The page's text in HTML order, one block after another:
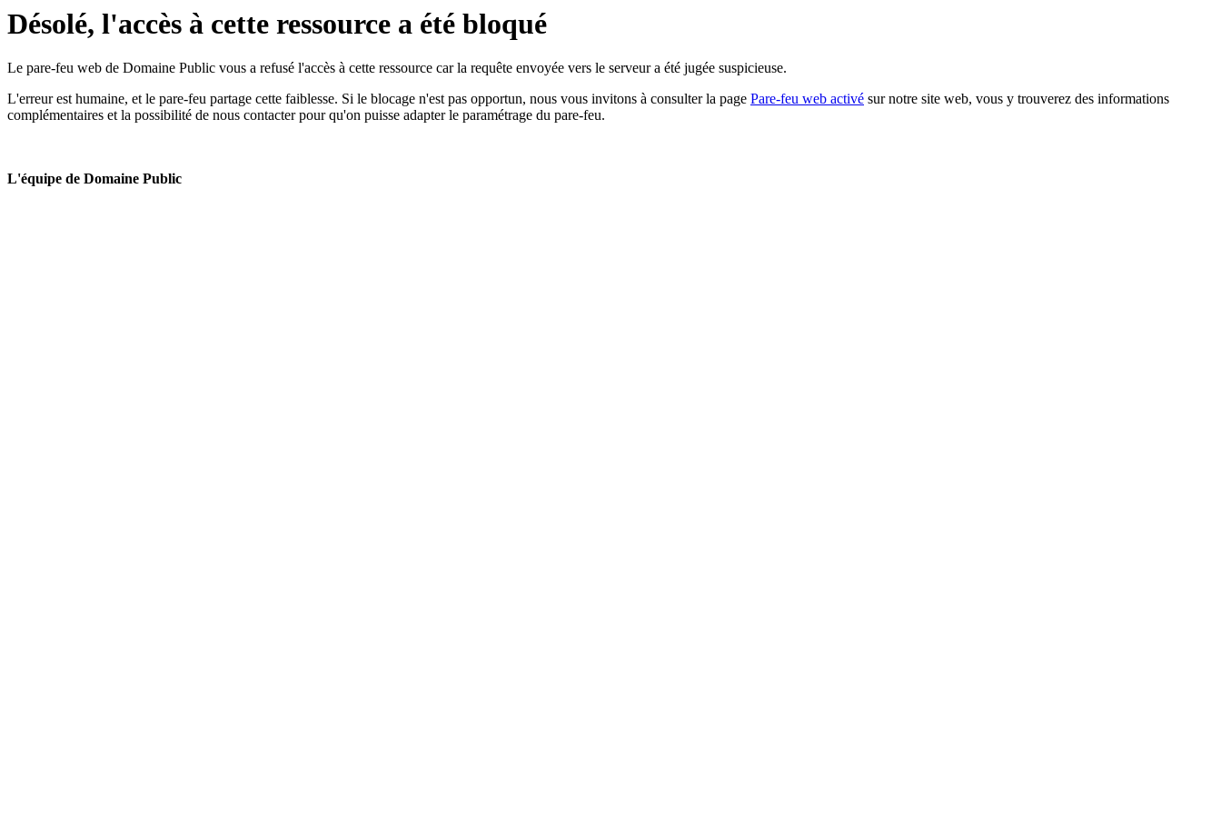
Désolé, l'accès à cette ressource a été bloqué
Le pare-feu web de Domaine Public vous a refusé l'accès à cette ressource car la requête envoyée vers le serveur a été jugée suspicieuse.
L'erreur est humaine, et le pare-feu partage cette faiblesse. Si le blocage n'est pas opportun, nous vous invitons à consulter la page Pare-feu web activé sur notre site web, vous y trouverez des informations
complémentaires et la possibilité de nous contacter pour qu'on puisse adapter le paramétrage du pare-feu.
L'équipe de Domaine Public